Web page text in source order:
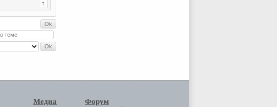
Медиа Форум